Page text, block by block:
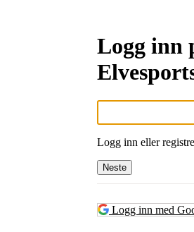
Logg inn
Logg inn eller
Neste
Logg inn med